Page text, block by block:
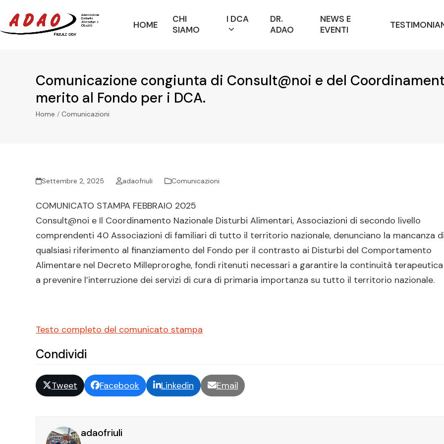
content
HOME
CHI
SIAMO
I DCA
DR.
ADAO
NEWS E
EVENTI
Comunicazione congiunta di Consult@noi e del
merito al Fondo per i DCA.
Home / Comunicazioni
Settembre 2, 2025 adaofriuli Comunicazioni
COMUNICATO STAMPA FEBBRAIO 2025
Consult@noi e Il Coordinamento Nazionale Disturbi Alimentari, Associazioni di secondo livello
comprendenti 40 Associazioni di familiari di tutto il territorio nazionale, denunciano la mancanza
qualsiasi riferimento al finanziamento del Fondo per il contrasto ai Disturbi del Comportamento
Alimentare nel Decreto Milleproroghe, fondi ritenuti necessari a garantire la continuità
a prevenire l’interruzione dei servizi di cura di primaria importanza su tutto il territorio nazionale.
Testo completo del comunicato stampa
Condividi
Tweet Facebook Linkedin Email
adaofriuli